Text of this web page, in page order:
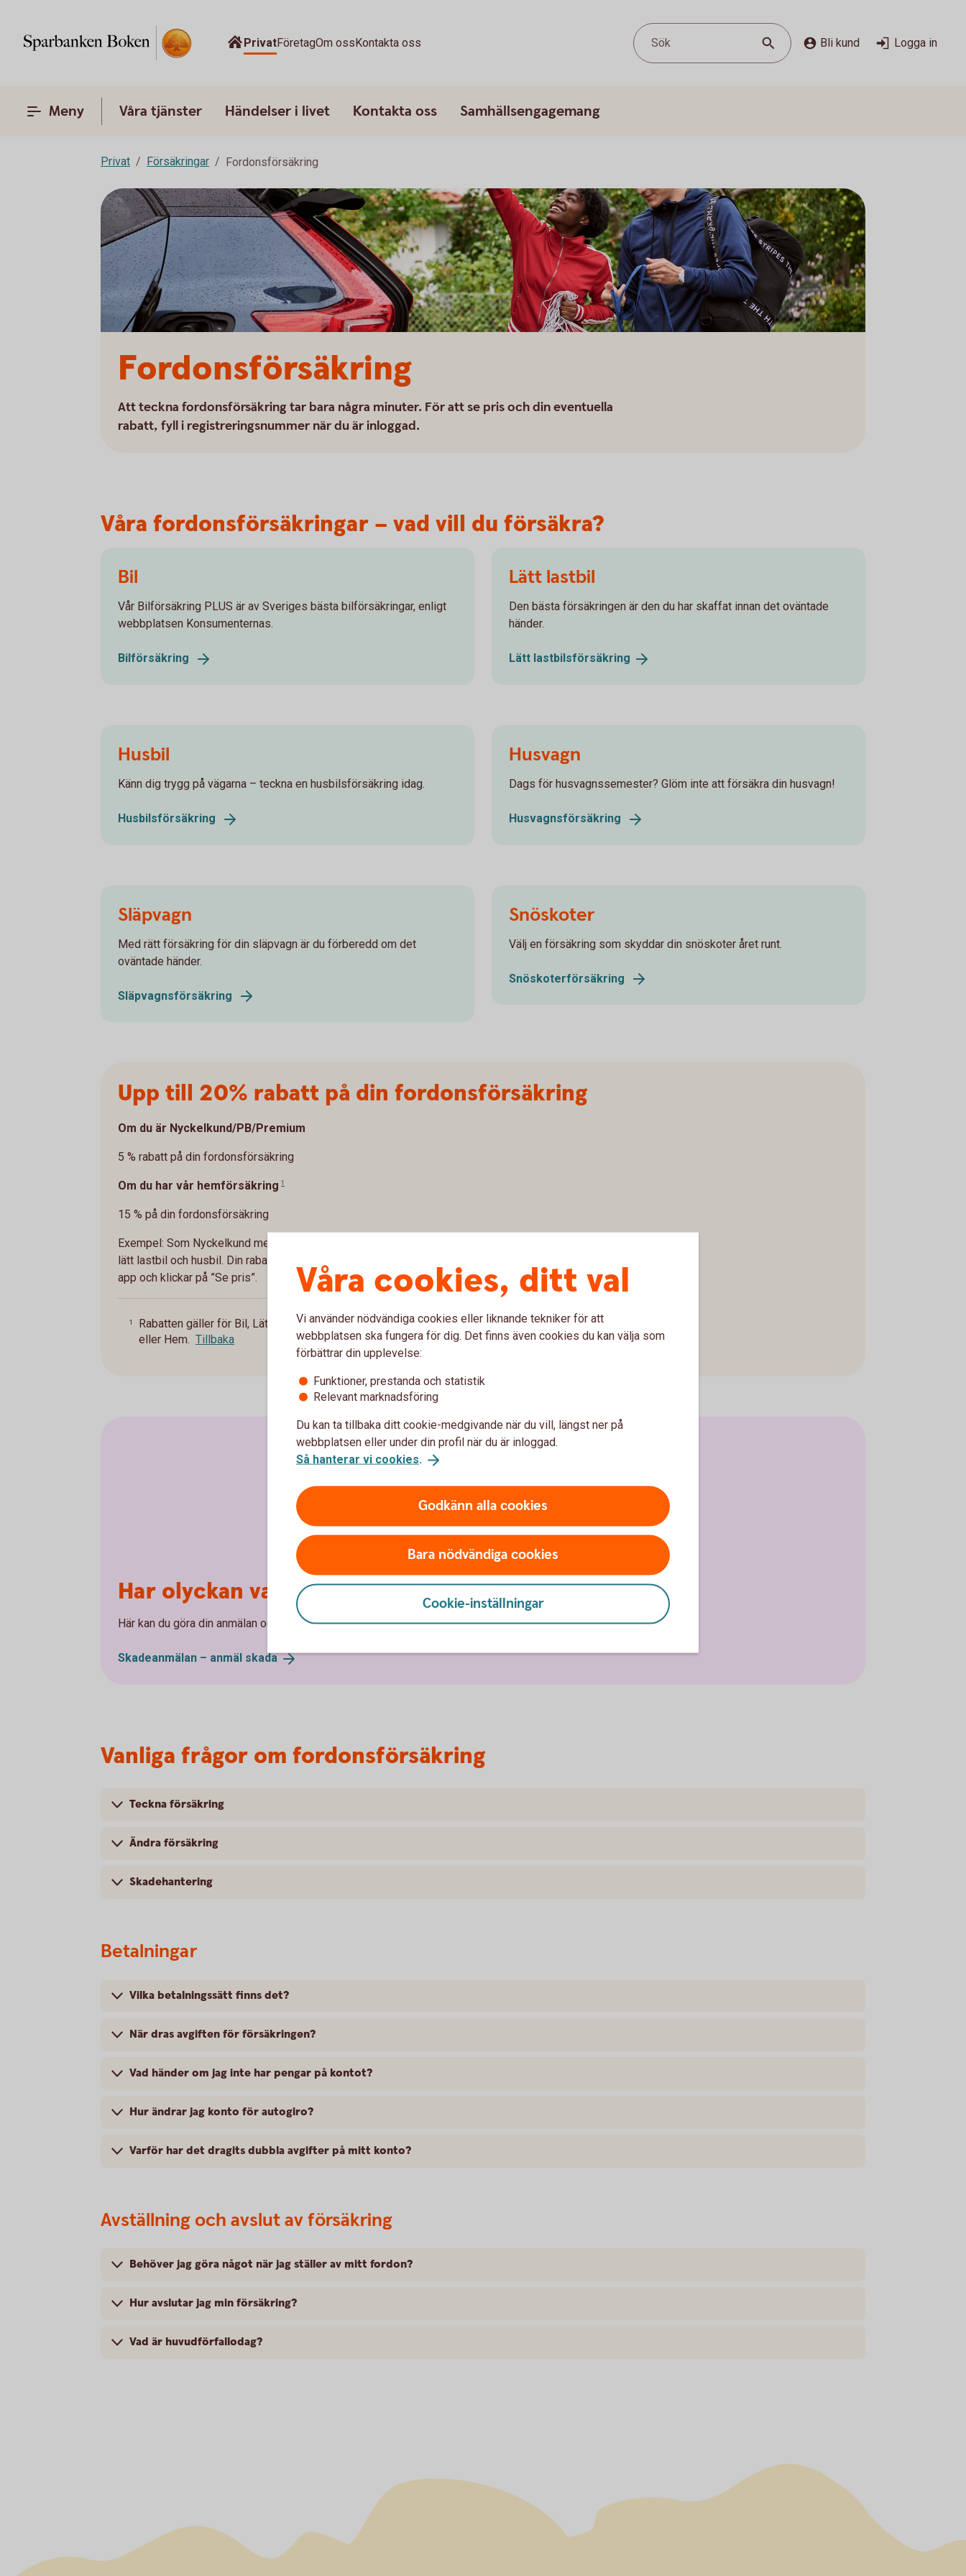
PrivatFöretagOm ossKontakta oss Sök Bli kund Logga in
Meny Våra tjänster Händelser i livet Kontakta oss Samhällsengagemang
Privat Försäkringar Fordonsförsäkring
Fordonsförsäkring
Att teckna fordonsförsäkring tar bara några minuter. För att se pris och din eventuella
rabatt, fyll i registreringsnummer när du är inloggad.
Våra fordonsförsäkringar – vad vill du försäkra?
Bil
Vår Bilförsäkring PLUS är av Sveriges bästa bilförsäkringar, enligt
webbplatsen Konsumenternas.
Bilförsäkring
Lätt lastbil
Den bästa försäkringen är den du har skaffat innan det oväntade
händer.
Lätt lastbilsförsäkring
Husbil
Känn dig trygg på vägarna – teckna en husbilsförsäkring idag.
Husbilsförsäkring
Husvagn
Dags för husvagnssemester? Glöm inte att försäkra din husvagn!
Husvagnsförsäkring
Släpvagn
Med rätt försäkring för din släpvagn är du förberedd om det
oväntade händer.
Släpvagnsförsäkring
Snöskoter
Välj en försäkring som skyddar din snöskoter året runt.
Snöskoterförsäkring
Upp till 20% rabatt på din fordonsförsäkring
Om du är Nyckelkund/PB/Premium
5 % rabatt på din fordonsförsäkring
Om du har vår hemförsäkring 1
15 % på din fordonsförsäkring
Exempel: Som Nyckelkund med hemförsäkring får du 20 % rabatt på försäkringen för bil,
lätt lastbil och husbil. Din rabatt och ditt pris visas när du är inloggad i internetbank eller
app och klickar på ”Se pris”.
1
Rabatten gäller för Bil, Lätt lastbil och Husbil när du har försäkringen Villahem, Villa
eller Hem. Tillbaka
Har olyckan varit framme?
Här kan du göra din anmälan och ansöka om ersättning.
Skadeanmälan – anmäl skada
Vanliga frågor om fordonsförsäkring
Teckna försäkring
Ändra försäkring
Skadehantering
Betalningar
Vilka betalningssätt finns det?
När dras avgiften för försäkringen?
Vad händer om jag inte har pengar på kontot?
Hur ändrar jag konto för autogiro?
Varför har det dragits dubbla avgifter på mitt konto?
Avställning och avslut av försäkring
Behöver jag göra något när jag ställer av mitt fordon?
Hur avslutar jag min försäkring?
Vad är huvudförfallodag?
Våra cookies, ditt val
Vi använder nödvändiga cookies eller liknande tekniker för att
webbplatsen ska fungera för dig. Det finns även cookies du kan välja som
förbättrar din upplevelse:
Funktioner, prestanda och statistik
Relevant marknadsföring
Du kan ta tillbaka ditt cookie-medgivande när du vill, längst ner på
webbplatsen eller under din profil när du är inloggad.
Så hanterar vi cookies.
Godkänn alla cookies
Bara nödvändiga cookies
Cookie-inställningar